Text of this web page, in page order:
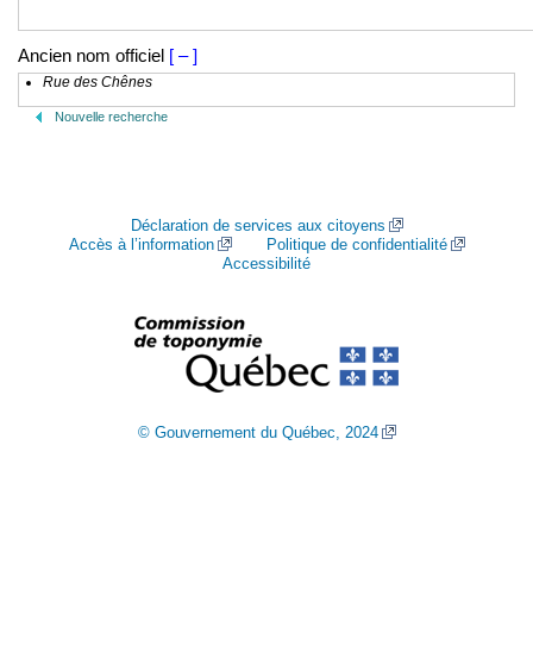
Ancien nom officiel [ – ]
Rue des Chênes
Nouvelle recherche
Déclaration de services aux citoyens
Accès à l’information
Politique de confidentialité
Accessibilité
© Gouvernement du Québec, 2024